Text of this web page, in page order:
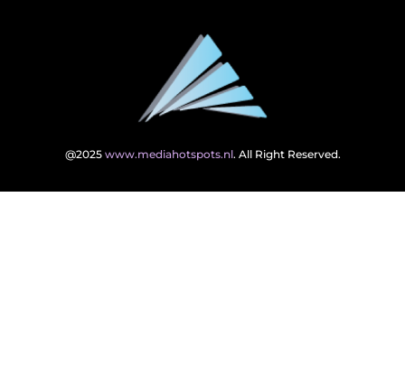
@2025 www.mediahotspots.nl. All Right Reserved.